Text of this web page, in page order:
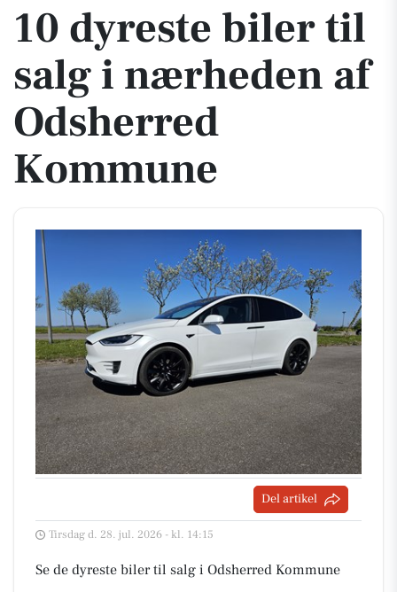
10 dyreste biler til
salg i nærheden af
Odsherred
Kommune
Del artikel
Tirsdag d. 28. jul. 2026 - kl. 14:15
Se de dyreste biler til salg i Odsherred Kommune